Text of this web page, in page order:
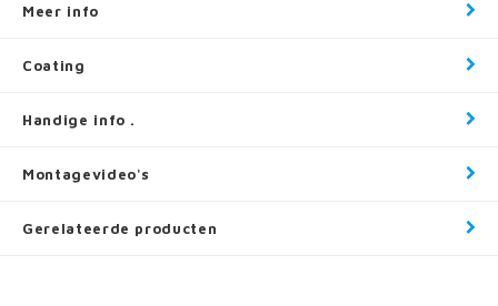
Meer info
Coating
Handige info .
Montagevideo's
Gerelateerde producten